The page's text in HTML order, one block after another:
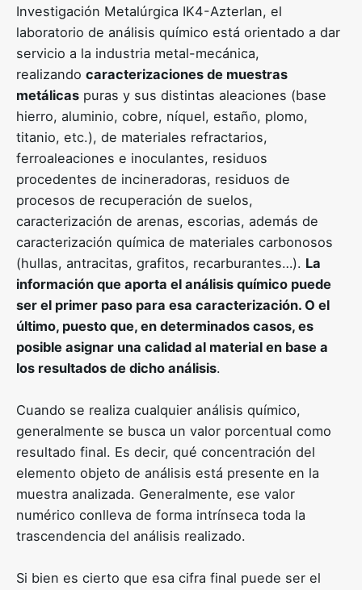
Investigación Metalúrgica IK4-Azterlan, el
laboratorio de análisis químico está orientado a dar
servicio a la industria metal-mecánica,
realizando caracterizaciones de muestras
metálicas puras y sus distintas aleaciones (base
hierro, aluminio, cobre, níquel, estaño, plomo,
titanio, etc.), de materiales refractarios,
ferroaleaciones e inoculantes, residuos
procedentes de incineradoras, residuos de
procesos de recuperación de suelos,
caracterización de arenas, escorias, además de
caracterización química de materiales carbonosos
(hullas, antracitas, grafitos, recarburantes…). La
información que aporta el análisis químico puede
ser el primer paso para esa caracterización. O el
último, puesto que, en determinados casos, es
posible asignar una calidad al material en base a
los resultados de dicho análisis.
Cuando se realiza cualquier análisis químico,
generalmente se busca un valor porcentual como
resultado final. Es decir, qué concentración del
elemento objeto de análisis está presente en la
muestra analizada. Generalmente, ese valor
numérico conlleva de forma intrínseca toda la
trascendencia del análisis realizado.
Si bien es cierto que esa cifra final puede ser el